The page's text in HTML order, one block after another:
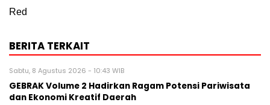
Red
BERITA TERKAIT
Sabtu, 8 Agustus 2026 - 10:43 WIB
GEBRAK Volume 2 Hadirkan Ragam Potensi Pariwisata
dan Ekonomi Kreatif Daerah